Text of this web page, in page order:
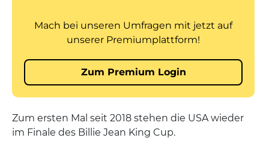
Zum ersten Mal seit 2018 stehen die USA wieder
im Finale des Billie Jean King Cup.